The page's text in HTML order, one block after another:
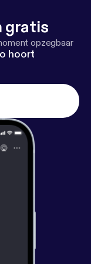
gratis
opzegbaar
hoort